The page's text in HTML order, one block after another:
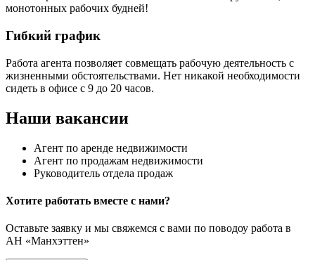
монотонных рабочих будней!
Гибкий график
Работа агента позволяет совмещать рабочую деятельность с
жизненными обстоятельствами. Нет никакой необходимости
сидеть в офисе с 9 до 20 часов.
Наши вакансии
Агент по аренде недвижимости
Агент по продажам недвижимости
Руководитель отдела продаж
Хотите работать вместе с нами?
Оставьте заявку и мы свяжемся с вами по поводоу работа в
АН «Манхэттен»